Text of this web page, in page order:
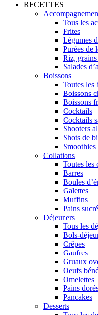
RECETTES
Tous les
Frites
Légumes
Purées de
Riz, grains
Salades
Boissons
Toutes les
Boissons
Boissons
Cocktails
Cocktails
Shooters
Shots de
Smoothies
Collations
Toutes les
Barres
Boules
Galettes
Muffins
Pains
Déjeuners
Tous les
Bols-
Crêpes
Gaufres
Gruaux
Oeufs
Omelettes
Pains dorés
Pancakes
Desserts